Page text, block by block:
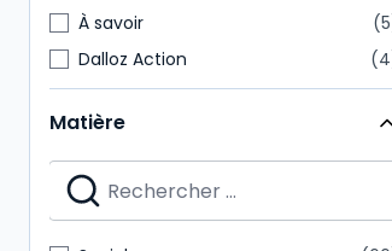
À savoir
5
Dalloz Action
4
Hors Collection
3
Revues d'actualité
3
Autres brochés
2
Bulletins
Matière